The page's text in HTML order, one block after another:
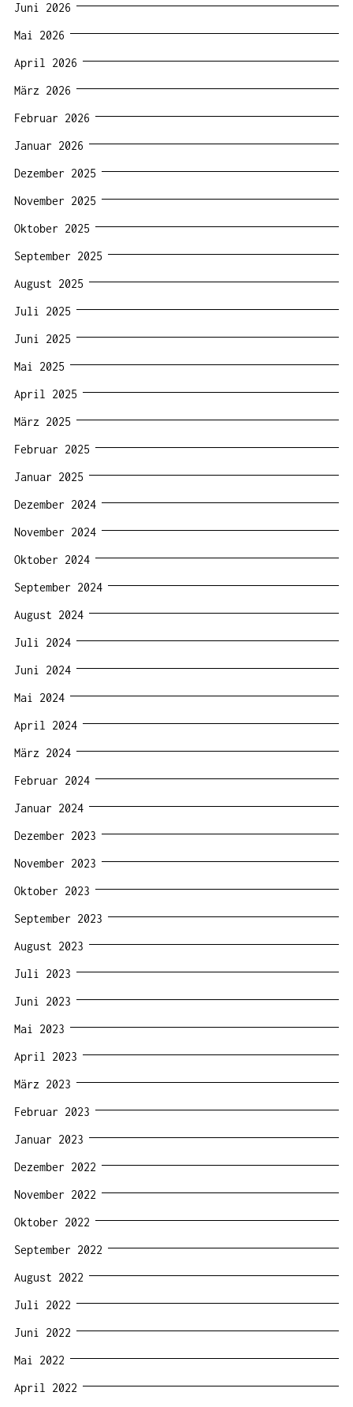
Juni 2026
Mai 2026
April 2026
März 2026
Februar 2026
Januar 2026
Dezember 2025
November 2025
Oktober 2025
September 2025
August 2025
Juli 2025
Juni 2025
Mai 2025
April 2025
März 2025
Februar 2025
Januar 2025
Dezember 2024
November 2024
Oktober 2024
September 2024
August 2024
Juli 2024
Juni 2024
Mai 2024
April 2024
März 2024
Februar 2024
Januar 2024
Dezember 2023
November 2023
Oktober 2023
September 2023
August 2023
Juli 2023
Juni 2023
Mai 2023
April 2023
März 2023
Februar 2023
Januar 2023
Dezember 2022
November 2022
Oktober 2022
September 2022
August 2022
Juli 2022
Juni 2022
Mai 2022
April 2022